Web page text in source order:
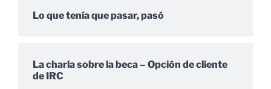
Lo que tenía que pasar, pasó
La charla sobre la beca – Opción de cliente
de IRC